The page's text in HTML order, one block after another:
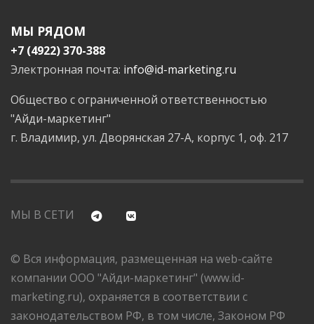
МЫ РЯДОМ
+7 (4922) 370-388
Электронная почта: info@id-marketing.ru
Общество с ограниченной ответственностью
"Айди-маркетинг"
г. Владимир, ул. Дворянская 27-А, корпус 1, оф. 217
МЫ В СЕТИ
© Вся информация, размещенная на web-сайте
компании ООО "Айди-маркетинг" (www.id-
marketing.ru), охраняется в соответствии с
законодательством РФ, в том числе, Законом РФ